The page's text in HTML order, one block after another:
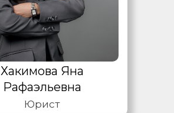
Хакимова Яна
Рафаэльевна
Юрист